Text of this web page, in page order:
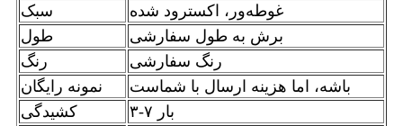
سبک
غوطه‌ور، اکسترود شده
طول
برش به طول سفارشی
رنگ
رنگ سفارشی
نمونه رایگان
باشه، اما هزینه ارسال با شماست
کشیدگی
۳-۷ بار